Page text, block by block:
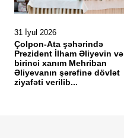
31 İyul 2026
Çolpon-Ata şəhərində
Prezident İlham Əliyevin və
birinci xanım Mehriban
Əliyevanın şərəfinə dövlət
ziyafəti verilib...